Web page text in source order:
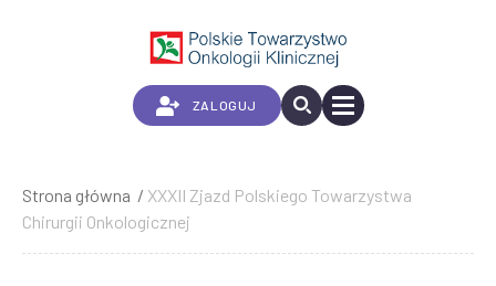
ZALOGUJ
Ścieżka
nawigacyjna
Strona główna
XXXII Zjazd Polskiego Towarzystwa
Chirurgii Onkologicznej